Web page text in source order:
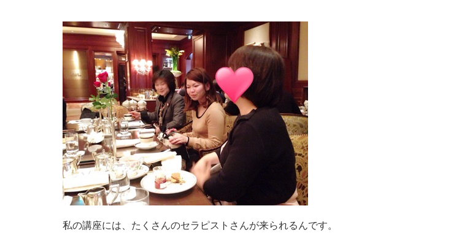
私の講座には、たくさんのセラピストさんが来られるんです。